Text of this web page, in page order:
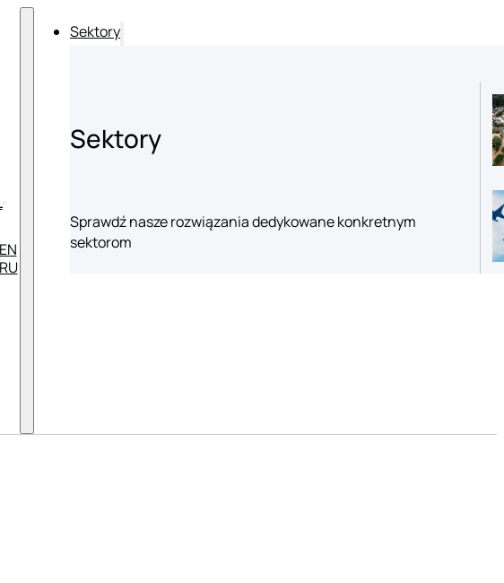
Sektory
Sektory
Sprawdź nasze rozwiązania dedykowane konkretnym
sektorom